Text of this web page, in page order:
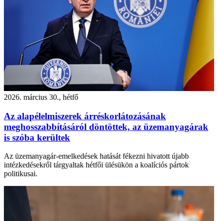
2026. március 30., hétfő
Az alapélelmiszerek árréskorlátozásának
meghosszabbításáról döntöttek, az üzemanyagárak
is szóba kerültek
Az üzemanyagár-emelkedések hatását fékezni hivatott újabb
intézkedésekről tárgyaltak hétfői ülésükön a koalíciós pártok
politikusai.